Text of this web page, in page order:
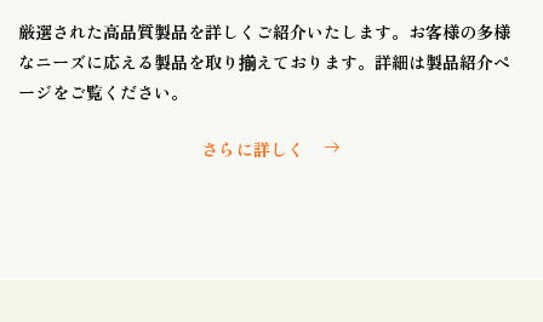
厳選された高品質製品を詳しくご紹介いたします。お客様の多様
なニーズに応える製品を取り揃えております。詳細は製品紹介ペ
ージをご覧ください。
さらに詳しく